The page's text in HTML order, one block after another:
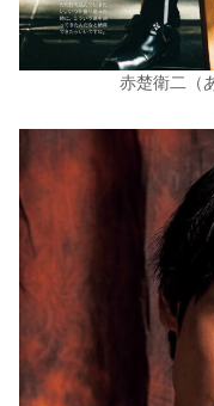
赤楚衛二（